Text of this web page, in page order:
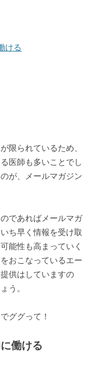
ける
限られているため、
医師も多いことでし
が、メールマガジン
であればメールマガ
ち早く情報を受け取
能性も高まっていく
おこなっているエー
供はしていますの
う。
ググって！
働ける